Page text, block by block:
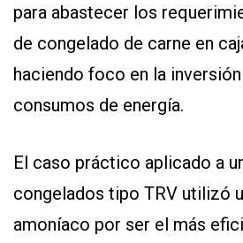
para abastecer los
de congelado de carne en
haciendo foco en la
consumos de energía.
El caso práctico aplicado a
congelados tipo TRV utilizó
amoníaco por ser el más